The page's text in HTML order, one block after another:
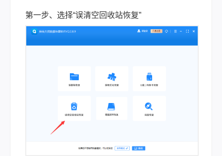
第一步、选择“误清空回收站恢复”